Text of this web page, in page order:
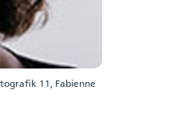
11, Fabienne